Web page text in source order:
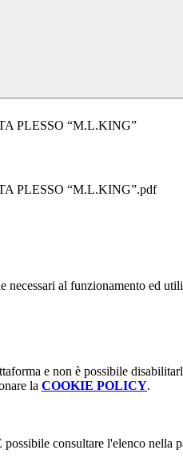
PLESSO “M.L.KING”
PLESSO “M.L.KING”.pdf
al funzionamento ed
e non è possibile
la COOKIE POLICY.
consultare l'elenco nella